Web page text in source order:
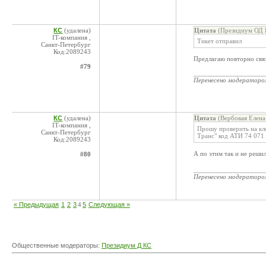
КС (удалена)
IT-компания ,
Санкт-Петербург
Код:2089243
#79
Цитата (Президиум ОД
Тикет отправил
Предлагаю повторно
Перенесено
КС (удалена)
IT-компания ,
Санкт-Петербург
Код:2089243
#80
Цитата (Вербовая
Прошу проверить на
Транс" код АТИ 74 071
А по этим так и не
Перенесено
« Предыдущая 1 2 345 Следующая »
Общественные модераторы: Президиум Д КС